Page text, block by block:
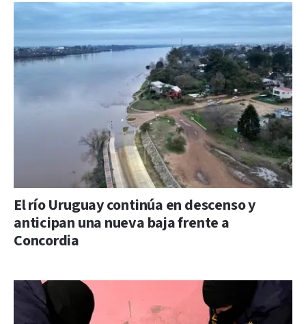
El río Uruguay continúa en descenso y
anticipan una nueva baja frente a
Concordia